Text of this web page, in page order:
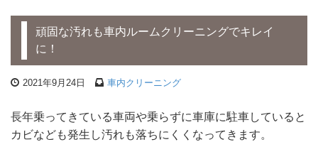
頑固な汚れも車内ルームクリーニングでキレイ
に！
2021年9月24日 車内クリーニング
長年乗ってきている車両や乗らずに車庫に駐車していると
カビなども発生し汚れも落ちにくくなってきます。